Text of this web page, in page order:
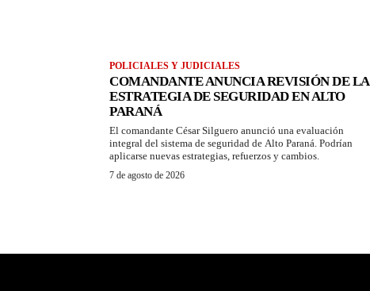
POLICIALES Y JUDICIALES
COMANDANTE ANUNCIA REVISIÓN DE LA
ESTRATEGIA DE SEGURIDAD EN ALTO
PARANÁ
El comandante César Silguero anunció una evaluación
integral del sistema de seguridad de Alto Paraná. Podrían
aplicarse nuevas estrategias, refuerzos y cambios.
7 de agosto de 2026